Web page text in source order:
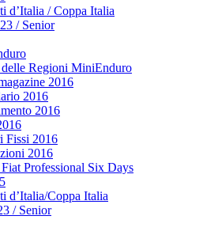
d’Italia / Coppa Italia
/ Senior
Regioni MiniEnduro
2016
2016
2016
Fissi 2016
2016
Professional Six Days
d’Italia/Coppa Italia
/ Senior